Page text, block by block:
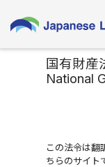
国有財産
National
この法令は翻
ちらのサイト